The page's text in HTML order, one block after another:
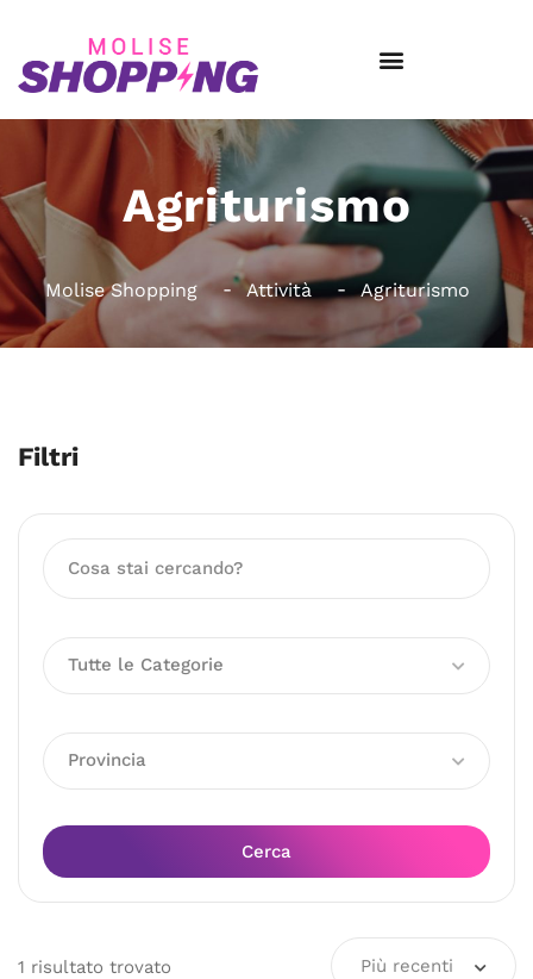
Agriturismo
Molise Shopping Attività Agriturismo
Filtri
Tutte le Categorie
Provincia
Cerca
1 risultato trovato Più recenti